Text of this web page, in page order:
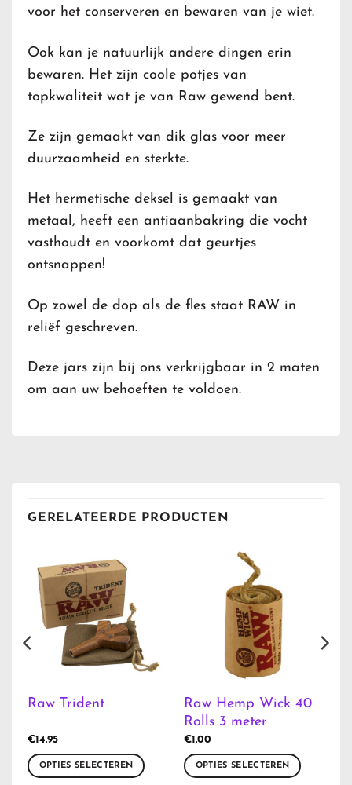
voor het conserveren en bewaren van je wiet.
Ook kan je natuurlijk andere dingen erin
bewaren. Het zijn coole potjes van
topkwaliteit wat je van Raw gewend bent.
Ze zijn gemaakt van dik glas voor meer
duurzaamheid en sterkte.
Het hermetische deksel is gemaakt van
metaal, heeft een antiaanbakring die vocht
vasthoudt en voorkomt dat geurtjes
ontsnappen!
Op zowel de dop als de fles staat RAW in
reliëf geschreven.
Deze jars zijn bij ons verkrijgbaar in 2 maten
om aan uw behoeften te voldoen.
GERELATEERDE PRODUCTEN
Raw Trident
€14.95
OPTIES SELECTEREN
Raw Hemp Wick 40
Rolls 3 meter
€1.00
OPTIES SELECTEREN